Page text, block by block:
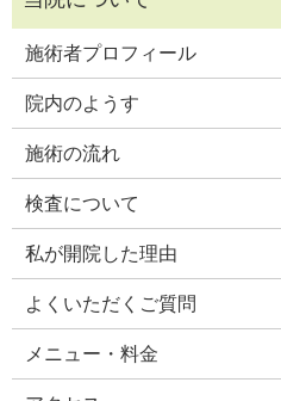
施術者プロフィール
院内のようす
施術の流れ
検査について
私が開院した理由
よくいただくご質問
メニュー・料金